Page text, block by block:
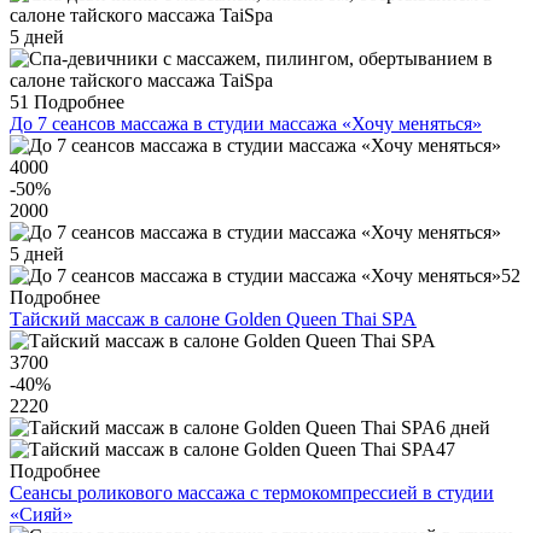
5 дней
51 Подробнее
До 7 сеансов массажа в студии массажа «Хочу меняться»
4000
-50%
2000
5 дней
52
Подробнее
Тайский массаж в салоне Golden Queen Thai SPA
3700
-40%
2220
6 дней
47
Подробнее
Сеансы роликового массажа с термокомпрессией в студии
«Сияй»